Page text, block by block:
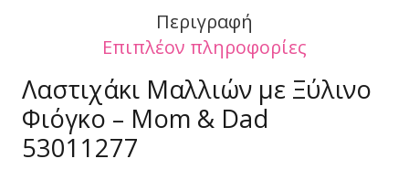
Περιγραφή
Επιπλέον πληροφορίες
Λαστιχάκι Μαλλιών με Ξύλινο
Φιόγκο – Mom & Dad
53011277